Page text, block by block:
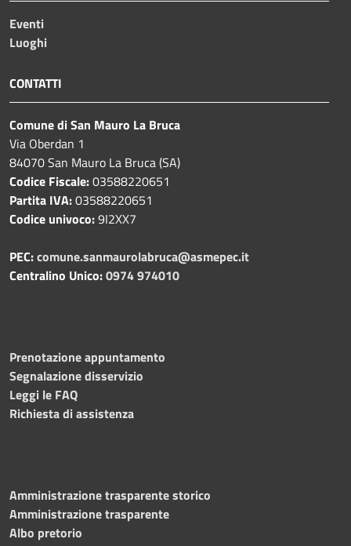
Eventi
Luoghi
CONTATTI
Comune di San Mauro La Bruca
Via Oberdan 1
84070 San Mauro La Bruca (SA)
Codice Fiscale:03588220651
Partita IVA:03588220651
Codice univoco:9I2XX7
PEC:comune.sanmaurolabruca@asmepec.it
Centralino Unico:0974 974010
Prenotazione appuntamento
Segnalazione disservizio
Leggi le FAQ
Richiesta di assistenza
Amministrazione trasparente storico
Amministrazione trasparente
Albo pretorio